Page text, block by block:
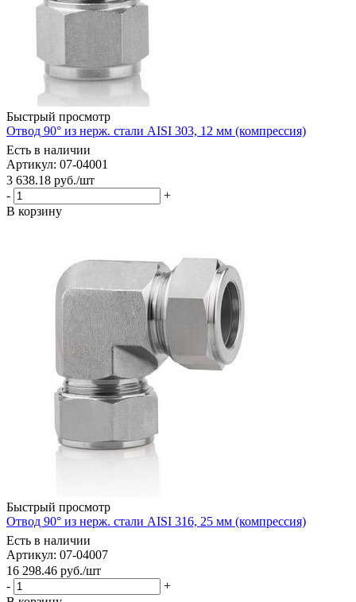
Быстрый просмотр
Отвод 90° из нерж. стали AISI 303, 12 мм (компрессия)
Есть в наличии
Артикул: 07-04001
3 638.18 руб./шт
-
+
В корзину
Быстрый просмотр
Отвод 90° из нерж. стали AISI 316, 25 мм (компрессия)
Есть в наличии
Артикул: 07-04007
16 298.46 руб./шт
-
+